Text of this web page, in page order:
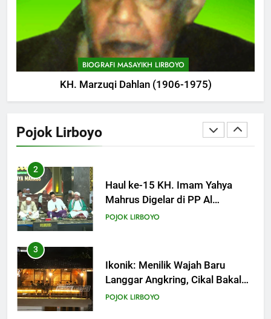
BIOGRAFI MASAYIKH LIRBOYO
KH. Marzuqi Dahlan (1906-1975)
Pojok Lirboyo
Haul Ke-11 Almarhum
Almaghfurlah KH. M. Abdul Aziz
Manshur
POJOK LIRBOYO
Haul ke-15 KH. Imam Yahya
Mahrus Digelar di PP Al
3
Ikonik: Menilik Wajah Baru
Langgar Angkring, Cikal Bakal
Ponpes Lirboyo yang Selesai
POJOK LIRBOYO
4
Lirboyo Gelar Ujian Talaqi
Daerah Serentak di Muktamar
POJOK LIRBOYO